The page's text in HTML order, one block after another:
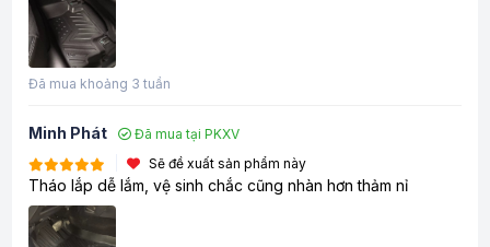
Đã mua khoảng 3 tuần
Minh Phát
Đã mua tại PKXV
Sẽ đề xuất sản phẩm này
Tháo lắp dễ lắm, vệ sinh chắc cũng nhàn hơn thảm nỉ